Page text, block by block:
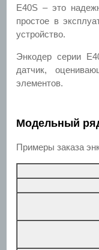
E40S – это
простое в
устройство.
Энкодер серии
датчик,
элементов.
Модельный
Примеры заказа